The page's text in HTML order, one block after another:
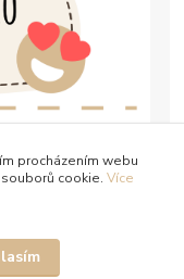
procházením webu
cookie. Více